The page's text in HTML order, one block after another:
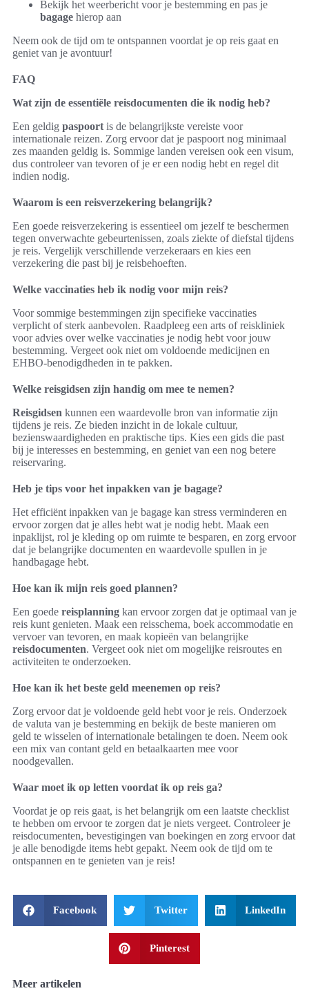
Bekijk het weerbericht voor je bestemming en pas je
bagage hierop aan
Neem ook de tijd om te ontspannen voordat je op reis gaat en
geniet van je avontuur!
FAQ
Wat zijn de essentiële reisdocumenten die ik nodig heb?
Een geldig paspoort is de belangrijkste vereiste voor
internationale reizen. Zorg ervoor dat je paspoort nog minimaal
zes maanden geldig is. Sommige landen vereisen ook een visum,
dus controleer van tevoren of je er een nodig hebt en regel dit
indien nodig.
Waarom is een reisverzekering belangrijk?
Een goede reisverzekering is essentieel om jezelf te beschermen
tegen onverwachte gebeurtenissen, zoals ziekte of diefstal tijdens
je reis. Vergelijk verschillende verzekeraars en kies een
verzekering die past bij je reisbehoeften.
Welke vaccinaties heb ik nodig voor mijn reis?
Voor sommige bestemmingen zijn specifieke vaccinaties
verplicht of sterk aanbevolen. Raadpleeg een arts of reiskliniek
voor advies over welke vaccinaties je nodig hebt voor jouw
bestemming. Vergeet ook niet om voldoende medicijnen en
EHBO-benodigdheden in te pakken.
Welke reisgidsen zijn handig om mee te nemen?
Reisgidsen kunnen een waardevolle bron van informatie zijn
tijdens je reis. Ze bieden inzicht in de lokale cultuur,
bezienswaardigheden en praktische tips. Kies een gids die past
bij je interesses en bestemming, en geniet van een nog betere
reiservaring.
Heb je tips voor het inpakken van je bagage?
Het efficiënt inpakken van je bagage kan stress verminderen en
ervoor zorgen dat je alles hebt wat je nodig hebt. Maak een
inpaklijst, rol je kleding op om ruimte te besparen, en zorg ervoor
dat je belangrijke documenten en waardevolle spullen in je
handbagage hebt.
Hoe kan ik mijn reis goed plannen?
Een goede reisplanning kan ervoor zorgen dat je optimaal van je
reis kunt genieten. Maak een reisschema, boek accommodatie en
vervoer van tevoren, en maak kopieën van belangrijke
reisdocumenten. Vergeet ook niet om mogelijke reisroutes en
activiteiten te onderzoeken.
Hoe kan ik het beste geld meenemen op reis?
Zorg ervoor dat je voldoende geld hebt voor je reis. Onderzoek
de valuta van je bestemming en bekijk de beste manieren om
geld te wisselen of internationale betalingen te doen. Neem ook
een mix van contant geld en betaalkaarten mee voor
noodgevallen.
Waar moet ik op letten voordat ik op reis ga?
Voordat je op reis gaat, is het belangrijk om een laatste checklist
te hebben om ervoor te zorgen dat je niets vergeet. Controleer je
reisdocumenten, bevestigingen van boekingen en zorg ervoor dat
je alle benodigde items hebt gepakt. Neem ook de tijd om te
ontspannen en te genieten van je reis!
Facebook Twitter LinkedIn
Pinterest
Meer artikelen